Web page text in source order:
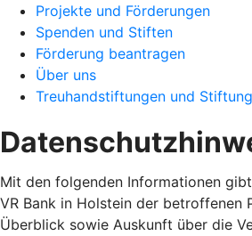
Projekte und Förderungen
Spenden und Stiften
Förderung beantragen
Über uns
Treuhandstiftungen und
Mit den folgenden Informationen
VR Bank in Holstein der betroffenen
Überblick sowie Auskunft über die